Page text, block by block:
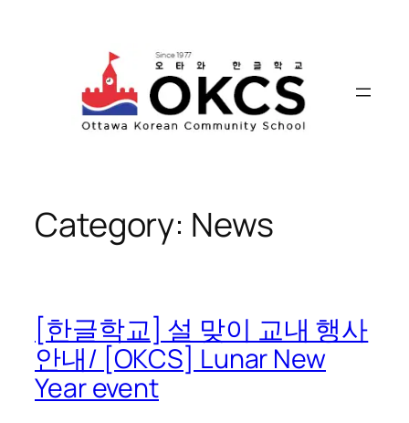
Category: News
[한글학교] 설 맞이 교내 행사
안내/ [OKCS] Lunar New
Year event